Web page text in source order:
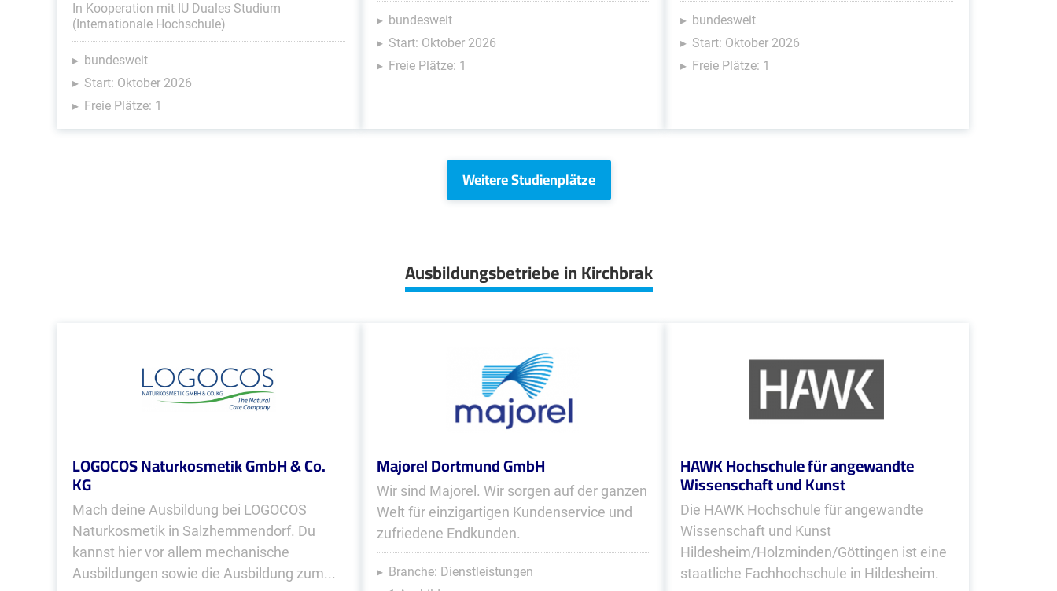
In Kooperation mit IU Duales Studium
(Internationale Hochschule)
bundesweit
Start: Oktober 2026
Freie Plätze: 1
bundesweit
Start: Oktober 2026
Freie Plätze: 1
bundesweit
Start: Oktober 2026
Freie Plätze: 1
Weitere Studienplätze
Ausbildungsbetriebe in Kirchbrak
LOGOCOS Naturkosmetik GmbH & Co.
KG
Mach deine Ausbildung bei LOGOCOS
Naturkosmetik in Salzhemmendorf. Du
kannst hier vor allem mechanische
Ausbildungen sowie die Ausbildung zum...
Majorel Dortmund GmbH
Wir sind Majorel. Wir sorgen auf der ganzen
Welt für einzigartigen Kundenservice und
zufriedene Endkunden.
Branche: Dienstleistungen
HAWK Hochschule für angewandte
Wissenschaft und Kunst
Die HAWK Hochschule für angewandte
Wissenschaft und Kunst
Hildesheim/Holzminden/Göttingen ist eine
staatliche Fachhochschule in Hildesheim.